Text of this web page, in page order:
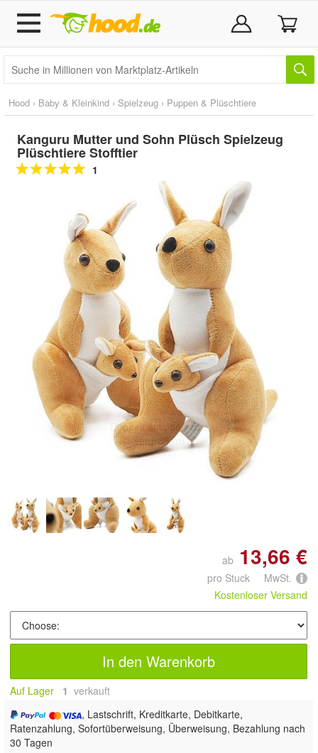
Hood › Baby & Kleinkind › Spielzeug › Puppen & Plüschtiere
Kanguru Mutter und Sohn Plüsch Spielzeug
Plüschtiere Stofftier
1
Doppelt antippen zum
vergrößern
ab 13,66 €
pro Stuck MwSt.
Kostenloser Versand
In den Warenkorb
Auf Lager 1 verkauft
, Lastschrift, Kreditkarte, Debitkarte,
Ratenzahlung, Sofortüberweisung, Überweisung, Bezahlung nach
30 Tagen